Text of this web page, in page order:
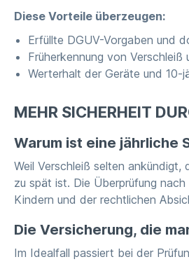
Diese Vorteile überzeugen:
Erfüllte DGUV-Vorgaben und
Früherkennung von Verschleiß
Werterhalt der Geräte und 10-
MEHR SICHERHEIT
Warum ist eine jährliche
Weil Verschleiß selten
zu spät ist. Die Überprüfung
Kindern und der rechtlichen
Die Versicherung, die
Im Idealfall passiert bei der